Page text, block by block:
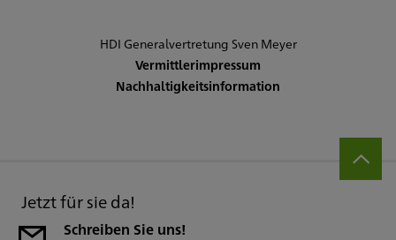
HDI Generalvertretung Sven Meyer
Vermittlerimpressum
Nachhaltigkeitsinformation
Jetzt für sie da!
Schreiben Sie uns!